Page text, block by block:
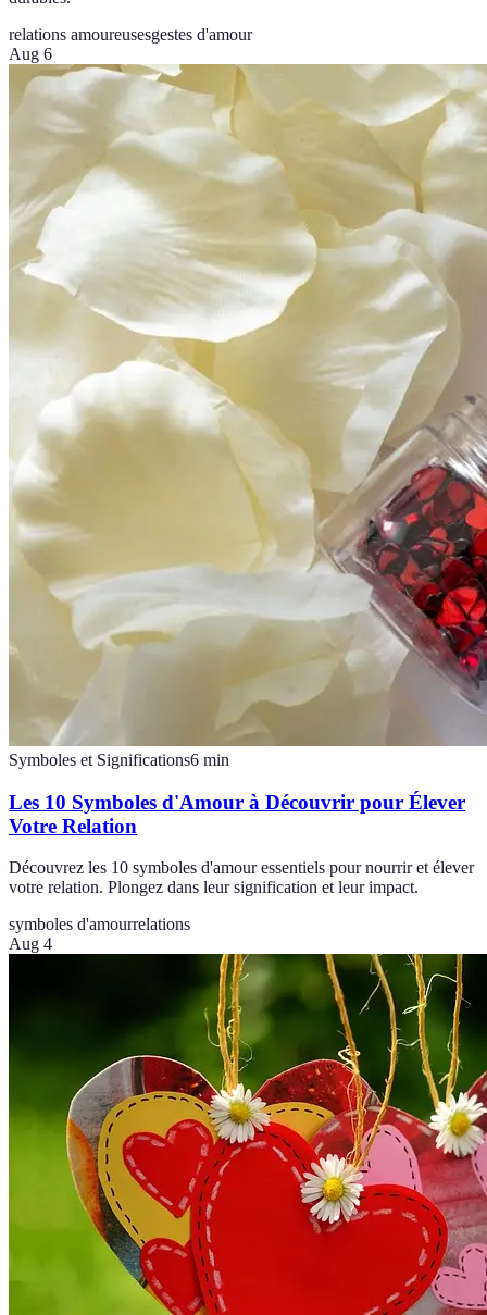
relations amoureusesgestes d'amour
Aug 6
Symboles et Significations6 min
Les 10 Symboles d'Amour à Découvrir pour Élever
Votre Relation
Découvrez les 10 symboles d'amour essentiels pour nourrir et élever
votre relation. Plongez dans leur signification et leur impact.
symboles d'amourrelations
Aug 4